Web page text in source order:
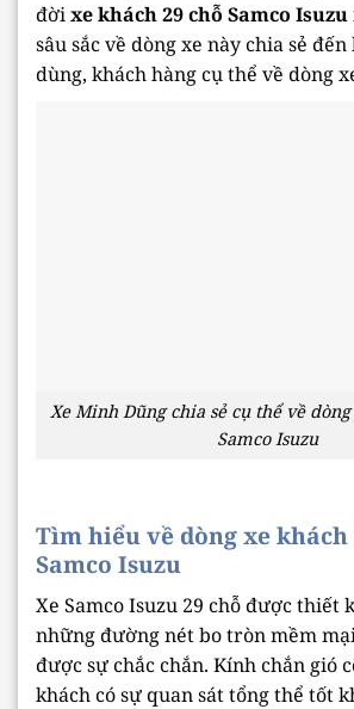
đờixe khách 29 chỗ Samco Isuzu
sâu sắc về dòng xe này chia sẻ
dùng, khách hàng cụ thể về dòng
Xe Minh Dũng chia sẻ cụ thể về
Samco Isuzu
Tìm hiểu về dòng xe khách
Samco Isuzu
Xe Samco Isuzu 29 chỗ được thiết
những đường nét bo tròn mềm
được sự chắc chắn. Kính chắn gió
khách có sự quan sát tổng thể tốt